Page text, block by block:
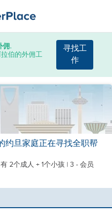
佣.
伯的外佣工
寻找工
作
约旦家庭正在寻找全职帮
有 2个成人 + 1个小孩 | 3 - 会员